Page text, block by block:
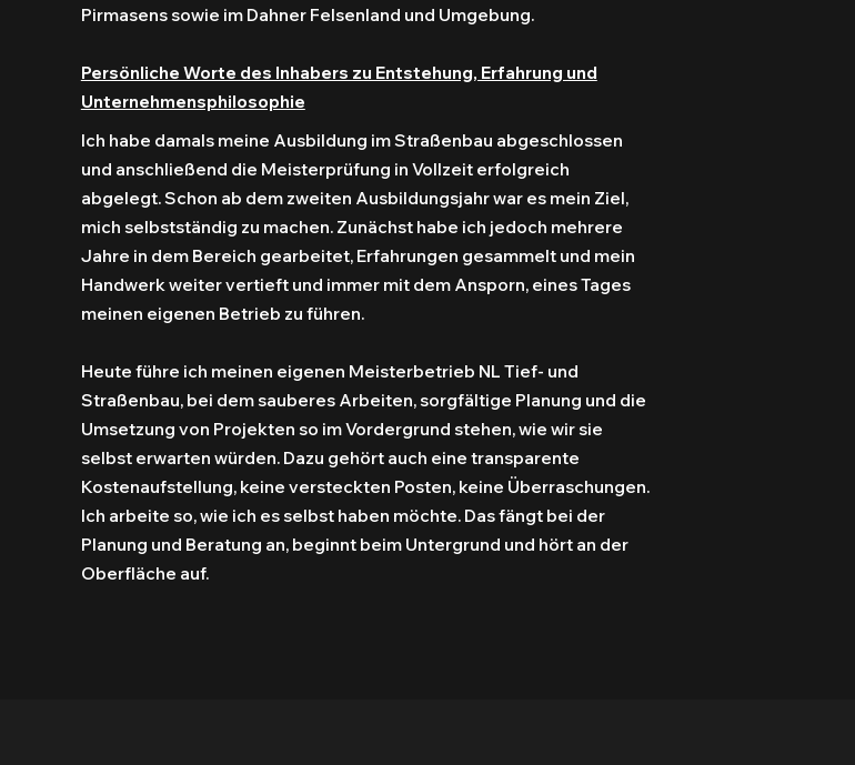
Pirmasens sowie im Dahner Felsenland und Umgebung.
Persönliche Worte des Inhabers zu Entstehung, Erfahrung und
Unternehmensphilosophie
Ich habe damals meine Ausbildung im Straßenbau abgeschlossen
und anschließend die Meisterprüfung in Vollzeit erfolgreich
abgelegt. Schon ab dem zweiten Ausbildungsjahr war es mein Ziel,
mich selbstständig zu machen. Zunächst habe ich jedoch mehrere
Jahre in dem Bereich gearbeitet, Erfahrungen gesammelt und mein
Handwerk weiter vertieft und immer mit dem Ansporn, eines Tages
meinen eigenen Betrieb zu führen.
Heute führe ich meinen eigenen Meisterbetrieb NL Tief- und
Straßenbau, bei dem sauberes Arbeiten, sorgfältige Planung und die
Umsetzung von Projekten so im Vordergrund stehen, wie wir sie
selbst erwarten würden. Dazu gehört auch eine transparente
Kostenaufstellung, keine versteckten Posten, keine Überraschungen.
Ich arbeite so, wie ich es selbst haben möchte. Das fängt bei der
Planung und Beratung an, beginnt beim Untergrund und hört an der
Oberfläche auf.